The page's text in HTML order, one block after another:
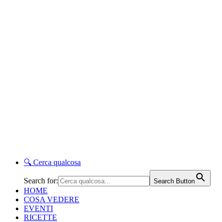
🔍 Cerca qualcosa
Search for: Search Button
HOME
COSA VEDERE
EVENTI
RICETTE